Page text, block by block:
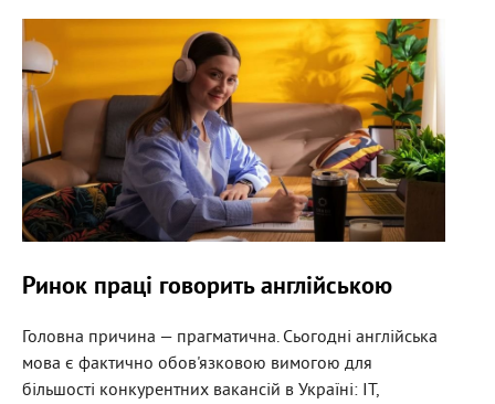
Ринок праці говорить англійською
Головна причина — прагматична. Сьогодні англійська
мова є фактично обов'язковою вимогою для
більшості конкурентних вакансій в Україні: IT,